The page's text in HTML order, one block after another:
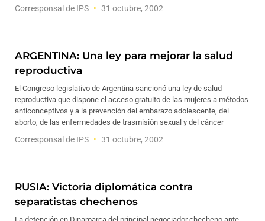
Corresponsal de IPS 31 octubre, 2002
ARGENTINA: Una ley para mejorar la salud
reproductiva
El Congreso legislativo de Argentina sancionó una ley de salud
reproductiva que dispone el acceso gratuito de las mujeres a métodos
anticonceptivos y a la prevención del embarazo adolescente, del
aborto, de las enfermedades de trasmisión sexual y del cáncer
Corresponsal de IPS 31 octubre, 2002
RUSIA: Victoria diplomática contra
separatistas chechenos